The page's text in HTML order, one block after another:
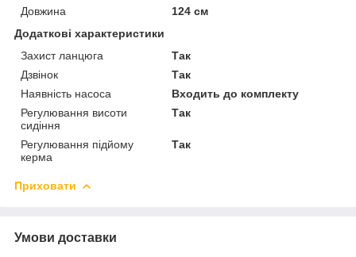
Довжина
124 см
Додаткові характеристики
Захист ланцюга
Так
Дзвінок
Так
Наявність насоса
Входить до комплекту
Регулювання висоти
сидіння
Так
Регулювання підйому
керма
Так
Приховати
Умови доставки